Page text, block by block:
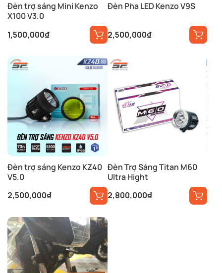
Đèn trợ sáng Mini Kenzo
X100 V3.0
1,500,000₫
Đèn Pha LED Kenzo V9S
2,500,000₫
Đèn trợ sáng Kenzo KZ40
V5.0
2,500,000₫
Đèn Trợ Sáng Titan M60
Ultra Hight
2,800,000₫